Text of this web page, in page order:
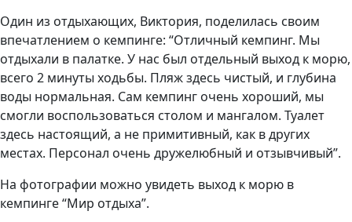
Один из отдыхающих, Виктория, поделилась своим
впечатлением о кемпинге: “Отличный кемпинг. Мы
отдыхали в палатке. У нас был отдельный выход к морю,
всего 2 минуты ходьбы. Пляж здесь чистый, и глубина
воды нормальная. Сам кемпинг очень хороший, мы
смогли воспользоваться столом и мангалом. Туалет
здесь настоящий, а не примитивный, как в других
местах. Персонал очень дружелюбный и отзывчивый”.
На фотографии можно увидеть выход к морю в
кемпинге “Мир отдыха”.